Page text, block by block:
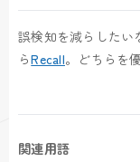
誤検知を減らしたい
らRecall。どちらを
関連用語